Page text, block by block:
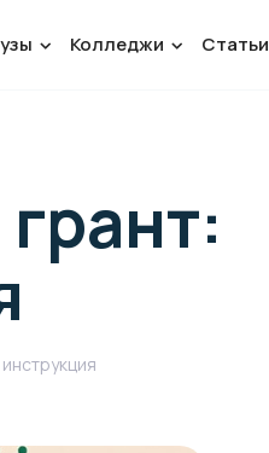
Колледжи Статьи